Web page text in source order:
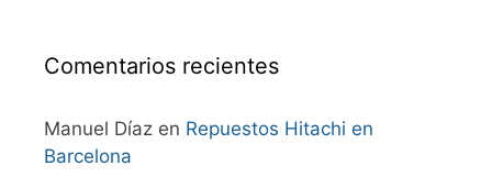
Comentarios recientes
Manuel Díaz en Repuestos Hitachi en
Barcelona